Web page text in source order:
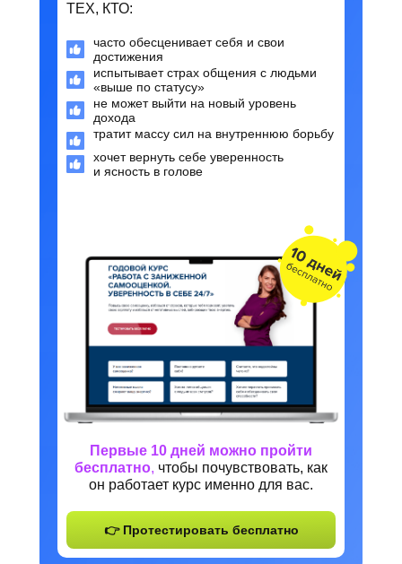
Первые 10 дней можно пройти
бесплатно, чтобы почувствовать, как
он работает курс именно для вас.
часто обесценивает себя и свои
достижения
испытывает страх общения с людьми
«выше по статусу»
не может выйти на новый уровень
дохода
тратит массу сил на внутреннюю борьбу
хочет вернуть себе уверенность
и ясность в голове
ТЕХ, КТО:
👉 Протестировать бесплатно